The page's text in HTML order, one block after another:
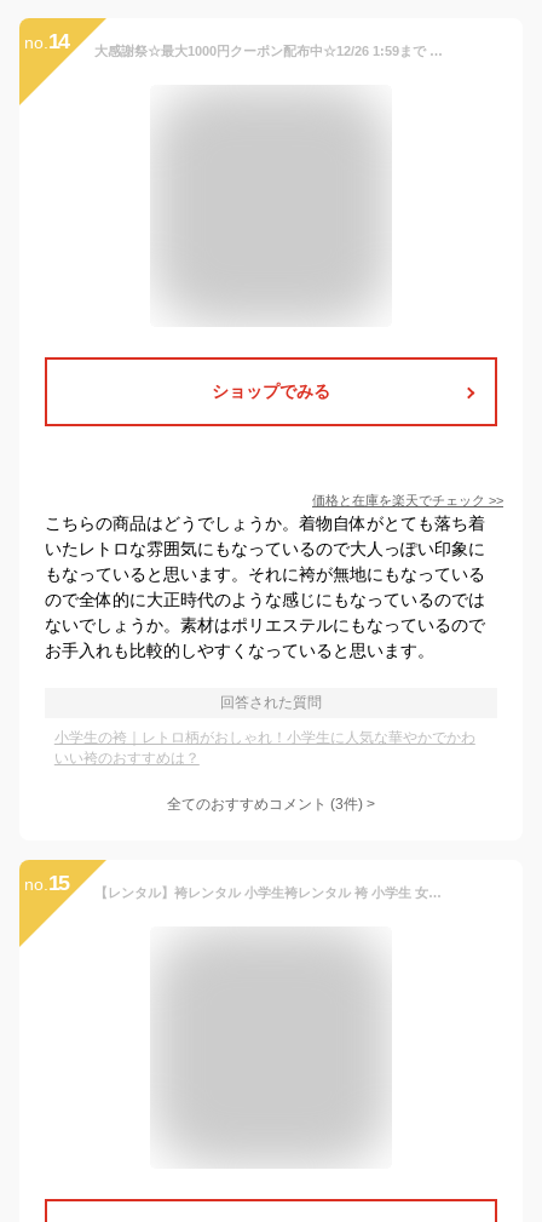
no. 14 大感謝祭☆最大1000円クーポン配布中☆12/26 1:59まで 卒業式 袴セット 袴 小学生 ジュニア レディース 女性 大学生 女の子 アイボリー 紺色 赤紫色 市松格子 菊 花 縞 菊紗綾形 レトロモダン 着物セット 購入 販売 ボヌールセゾン 送料無料
ショップでみる
価格と在庫を楽天でチェック >>
こちらの商品はどうでしょうか。着物自体がとても落ち着
いたレトロな雰囲気にもなっているので大人っぽい印象に
もなっていると思います。それに袴が無地にもなっている
ので全体的に大正時代のような感じにもなっているのでは
ないでしょうか。素材はポリエステルにもなっているので
お手入れも比較的しやすくなっていると思います。
回答された質問
小学生の袴｜レトロ柄がおしゃれ！小学生に人気な華やかでかわ
いい袴のおすすめは？
全てのおすすめコメント (3件) >
no. 15 【レンタル】袴レンタル 小学生袴レンタル 袴 小学生 女の子 はかま 卒業式 袴セット はかまセット 小学校 着物 142cm〜148cm ブーツ 髪飾り 送料無料 ガーリー はかま レンタル 巾着 ブーツ 草履 145 145cm 人気商品紺 梅 菊 抹茶 七宝 女子B8AR045M ジュニア着物